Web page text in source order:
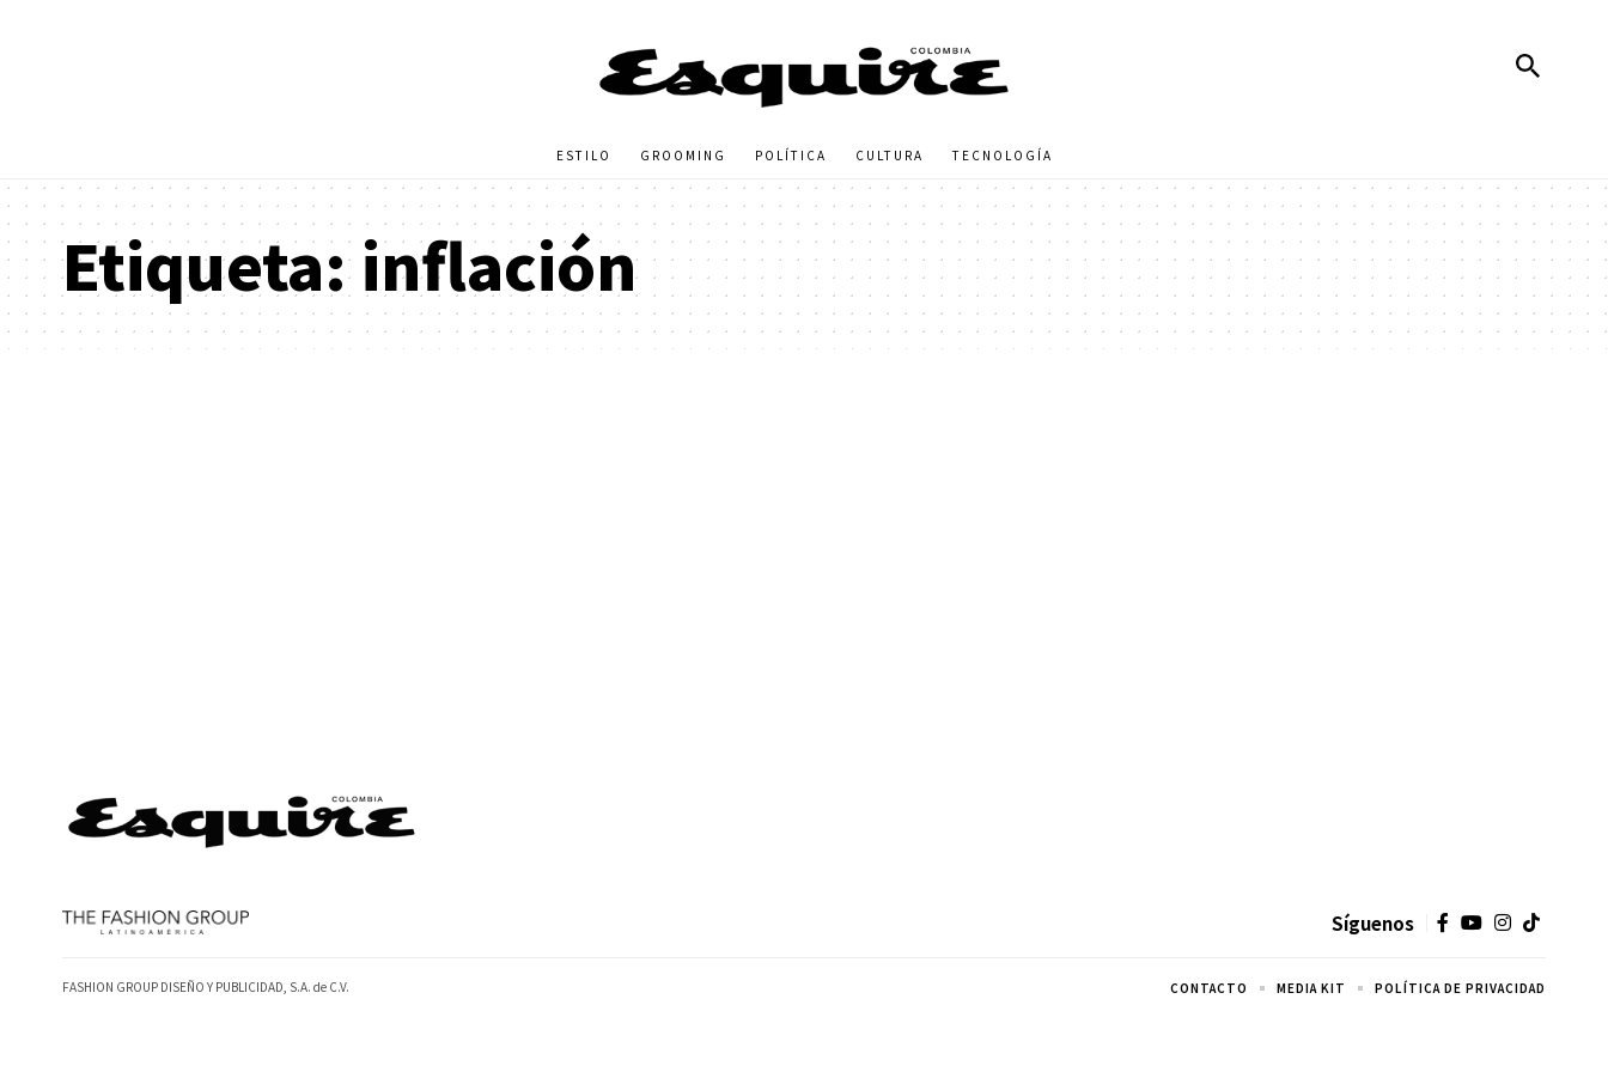
ESTILO GROOMING POLÍTICA CULTURA TECNOLOGÍA
Etiqueta:inflación
Síguenos
FASHION GROUP DISEÑO Y PUBLICIDAD, S.A. de C.V. CONTACTO MEDIA KIT POLÍTICA DE PRIVACIDAD